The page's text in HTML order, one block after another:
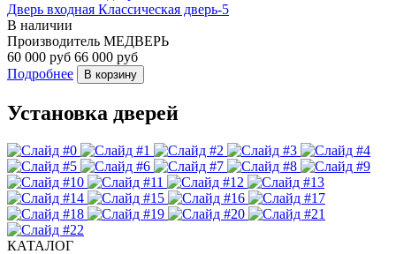
Дверь входная Классическая дверь-5
В наличии
Производитель МЕДВЕРЬ
60 000 руб 66 000 руб
Подробнее
В корзину
Установка дверей
КАТАЛОГ